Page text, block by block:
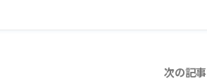
次の記事